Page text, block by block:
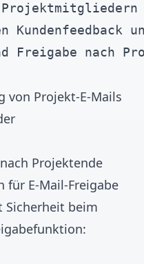
von Projekt-E-Mails
Projektende
für E-Mail-Freigabe
Sicherheit beim